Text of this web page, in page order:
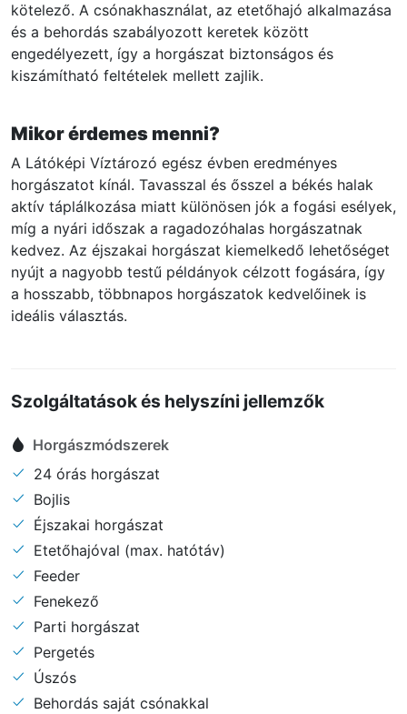
kötelező. A csónakhasználat, az etetőhajó alkalmazása
és a behordás szabályozott keretek között
engedélyezett, így a horgászat biztonságos és
kiszámítható feltételek mellett zajlik.
Mikor érdemes menni?
A Látóképi Víztározó egész évben eredményes
horgászatot kínál. Tavasszal és ősszel a békés halak
aktív táplálkozása miatt különösen jók a fogási esélyek,
míg a nyári időszak a ragadozóhalas horgászatnak
kedvez. Az éjszakai horgászat kiemelkedő lehetőséget
nyújt a nagyobb testű példányok célzott fogására, így
a hosszabb, többnapos horgászatok kedvelőinek is
ideális választás.
Szolgáltatások és helyszíni jellemzők
Horgászmódszerek
24 órás horgászat
Bojlis
Éjszakai horgászat
Etetőhajóval (max. hatótáv)
Feeder
Fenekező
Parti horgászat
Pergetés
Úszós
Behordás saját csónakkal